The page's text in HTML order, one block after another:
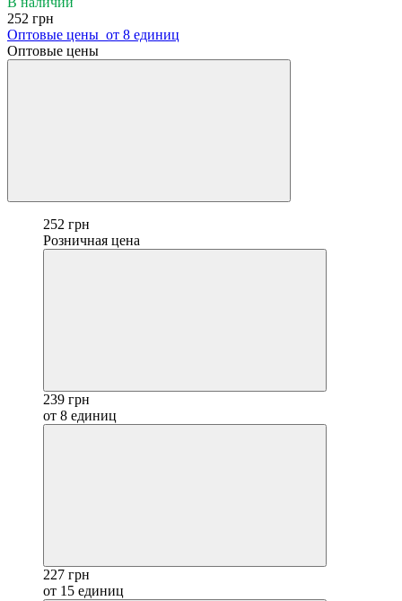
252 грн
Оптовые цены от 8 единиц
Оптовые цены
252 грн
Розничная цена
239 грн
от 8 единиц
227 грн
от 15 единиц